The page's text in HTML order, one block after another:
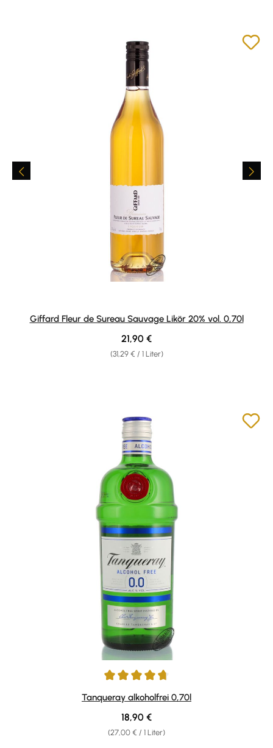
Giffard Fleur de Sureau Sauvage Likör 20% vol. 0,70l
(31,29 € / 1 Liter)
Regulärer Preis:
21,90 €
Durchschnittliche Bewertung von 4.63 von 5 Sternen
Tanqueray alkoholfrei 0,70l
(27,00 € / 1 Liter)
Regulärer Preis:
18,90 €